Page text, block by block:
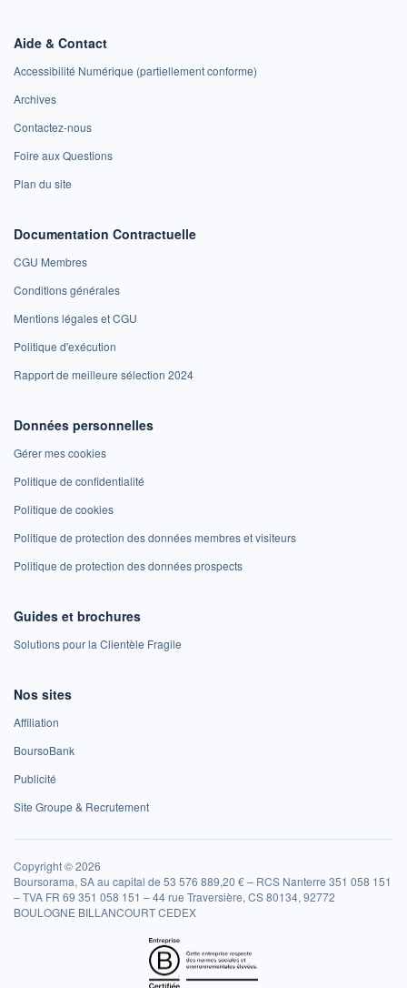
Aide & Contact
Accessibilité Numérique (partiellement conforme)
Archives
Contactez-nous
Foire aux Questions
Plan du site
Documentation Contractuelle
CGU Membres
Conditions générales
Mentions légales et CGU
Politique d'exécution
Rapport de meilleure sélection 2024
Données personnelles
Gérer mes cookies
Politique de confidentialité
Politique de cookies
Politique de protection des données membres et visiteurs
Politique de protection des données prospects
Guides et brochures
Solutions pour la Clientèle Fragile
Nos sites
Affiliation
BoursoBank
Publicité
Site Groupe & Recrutement
Copyright © 2026
Boursorama, SA au capital de 53 576 889,20 € – RCS Nanterre 351 058 151
– TVA FR 69 351 058 151 – 44 rue Traversière, CS 80134, 92772
BOULOGNE BILLANCOURT CEDEX